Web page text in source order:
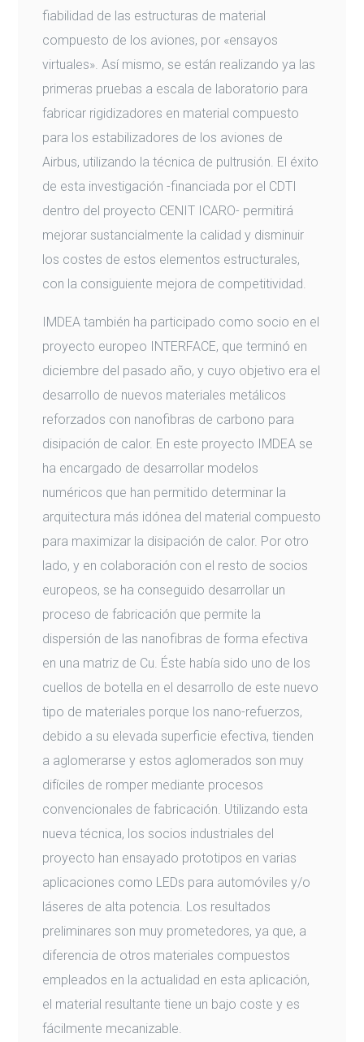
fiabilidad de las estructuras de material
compuesto de los aviones, por «ensayos
virtuales». Así mismo, se están realizando ya las
primeras pruebas a escala de laboratorio para
fabricar rigidizadores en material compuesto
para los estabilizadores de los aviones de
Airbus, utilizando la técnica de pultrusión. El éxito
de esta investigación -financiada por el CDTI
dentro del proyecto CENIT ICARO- permitirá
mejorar sustancialmente la calidad y disminuir
los costes de estos elementos estructurales,
con la consiguiente mejora de competitividad.
IMDEA también ha participado como socio en el
proyecto europeo INTERFACE, que terminó en
diciembre del pasado año, y cuyo objetivo era el
desarrollo de nuevos materiales metálicos
reforzados con nanofibras de carbono para
disipación de calor. En este proyecto IMDEA se
ha encargado de desarrollar modelos
numéricos que han permitido determinar la
arquitectura más idónea del material compuesto
para maximizar la disipación de calor. Por otro
lado, y en colaboración con el resto de socios
europeos, se ha conseguido desarrollar un
proceso de fabricación que permite la
dispersión de las nanofibras de forma efectiva
en una matriz de Cu. Éste había sido uno de los
cuellos de botella en el desarrollo de este nuevo
tipo de materiales porque los nano-refuerzos,
debido a su elevada superficie efectiva, tienden
a aglomerarse y estos aglomerados son muy
difíciles de romper mediante procesos
convencionales de fabricación. Utilizando esta
nueva técnica, los socios industriales del
proyecto han ensayado prototipos en varias
aplicaciones como LEDs para automóviles y/o
láseres de alta potencia. Los resultados
preliminares son muy prometedores, ya que, a
diferencia de otros materiales compuestos
empleados en la actualidad en esta aplicación,
el material resultante tiene un bajo coste y es
fácilmente mecanizable.